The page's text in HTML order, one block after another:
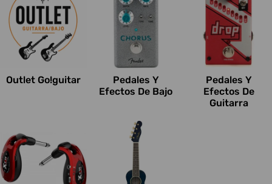
Outlet Go!guitar
Pedales Y
Efectos De Bajo
Pedales Y
Efectos De
Guitarra